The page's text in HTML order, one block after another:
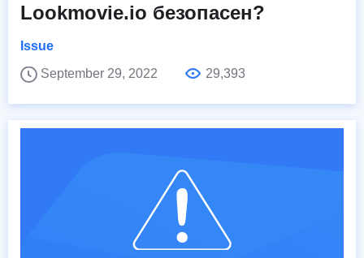
Lookmovie.io безопасен?
Issue
September 29, 2022
29,393